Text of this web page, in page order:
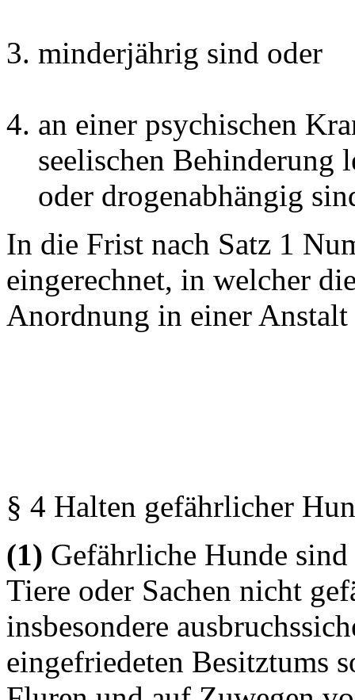
minderjährig sind oder
an einer psychischen
seelischen
oder drogenabhängig
In die Frist nach Satz 1
eingerechnet, in welcher
Anordnung in einer
§ 4 Halten gefährlicher
(1) Gefährliche Hunde
Tiere oder Sachen nicht
insbesondere
eingefriedeten Besitztums